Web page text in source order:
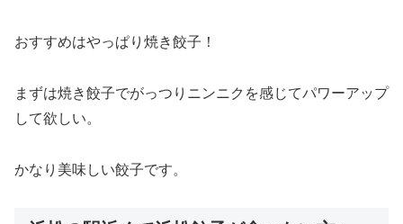
おすすめはやっぱり焼き餃子！
まずは焼き餃子でがっつりニンニクを感じてパワーアップ
して欲しい。
かなり美味しい餃子です。